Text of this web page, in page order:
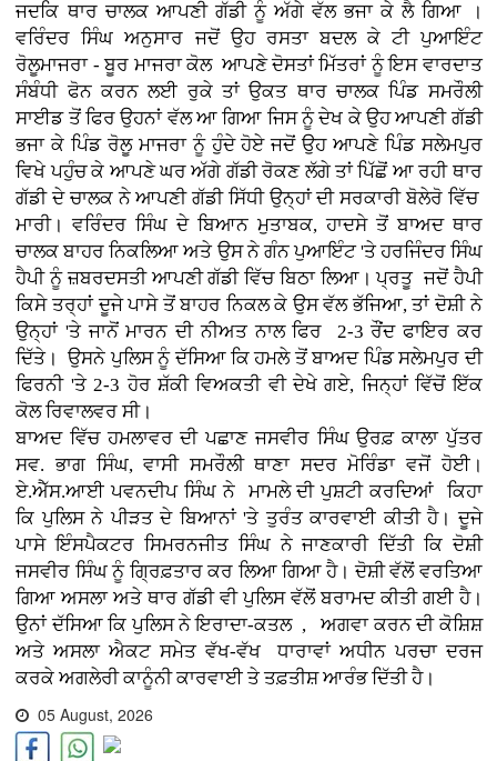
ਜਦਕਿ ਥਾਰ ਚਾਲਕ ਆਪਣੀ ਗੱਡੀ ਨੂੰ ਅੱਗੇ ਵੱਲ ਭਜਾ ਕੇ ਲੈ ਗਿਆ ।
ਵਰਿੰਦਰ ਸਿੰਘ ਅਨੁਸਾਰ ਜਦੋਂ ਉਹ ਰਸਤਾ ਬਦਲ ਕੇ ਟੀ ਪੁਆਇੰਟ
ਰੋਲੂਮਾਜਰਾ - ਬੂਰ ਮਾਜਰਾ ਕੋਲ ਆਪਣੇ ਦੋਸਤਾਂ ਮਿੱਤਰਾਂ ਨੂੰ ਇਸ ਵਾਰਦਾਤ
ਸੰਬੰਧੀ ਫੋਨ ਕਰਨ ਲਈ ਰੁਕੇ ਤਾਂ ਉਕਤ ਥਾਰ ਚਾਲਕ ਪਿੰਡ ਸਮਰੌਲੀ
ਸਾਈਡ ਤੋਂ ਫਿਰ ਉਹਨਾਂ ਵੱਲ ਆ ਗਿਆ ਜਿਸ ਨੂੰ ਦੇਖ ਕੇ ਉਹ ਆਪਣੀ ਗੱਡੀ
ਭਜਾ ਕੇ ਪਿੰਡ ਰੋਲੂ ਮਾਜਰਾ ਨੂੰ ਹੁੰਦੇ ਹੋਏ ਜਦੋਂ ਉਹ ਆਪਣੇ ਪਿੰਡ ਸਲੇਮਪੁਰ
ਵਿਖੇ ਪਹੁੰਚ ਕੇ ਆਪਣੇ ਘਰ ਅੱਗੇ ਗੱਡੀ ਰੋਕਣ ਲੱਗੇ ਤਾਂ ਪਿੱਛੋਂ ਆ ਰਹੀ ਥਾਰ
ਗੱਡੀ ਦੇ ਚਾਲਕ ਨੇ ਆਪਣੀ ਗੱਡੀ ਸਿੱਧੀ ਉਨ੍ਹਾਂ ਦੀ ਸਰਕਾਰੀ ਬੋਲੇਰੋ ਵਿੱਚ
ਮਾਰੀ। ਵਰਿੰਦਰ ਸਿੰਘ ਦੇ ਬਿਆਨ ਮੁਤਾਬਕ, ਹਾਦਸੇ ਤੋਂ ਬਾਅਦ ਥਾਰ
ਚਾਲਕ ਬਾਹਰ ਨਿਕਲਿਆ ਅਤੇ ਉਸ ਨੇ ਗੰਨ ਪੁਆਇੰਟ 'ਤੇ ਹਰਜਿੰਦਰ ਸਿੰਘ
ਹੈਪੀ ਨੂੰ ਜ਼ਬਰਦਸਤੀ ਆਪਣੀ ਗੱਡੀ ਵਿੱਚ ਬਿਠਾ ਲਿਆ। ਪ੍ਰਤੂ ਜਦੋਂ ਹੈਪੀ
ਕਿਸੇ ਤਰ੍ਹਾਂ ਦੂਜੇ ਪਾਸੇ ਤੋਂ ਬਾਹਰ ਨਿਕਲ ਕੇ ਉਸ ਵੱਲ ਭੱਜਿਆ, ਤਾਂ ਦੋਸ਼ੀ ਨੇ
ਉਨ੍ਹਾਂ 'ਤੇ ਜਾਨੋਂ ਮਾਰਨ ਦੀ ਨੀਅਤ ਨਾਲ ਫਿਰ 2-3 ਰੌਂਦ ਫਾਇਰ ਕਰ
ਦਿੱਤੇ। ਉਸਨੇ ਪੁਲਿਸ ਨੂੰ ਦੱਸਿਆ ਕਿ ਹਮਲੇ ਤੋਂ ਬਾਅਦ ਪਿੰਡ ਸਲੇਮਪੁਰ ਦੀ
ਫਿਰਨੀ 'ਤੇ 2-3 ਹੋਰ ਸ਼ੱਕੀ ਵਿਅਕਤੀ ਵੀ ਦੇਖੇ ਗਏ, ਜਿਨ੍ਹਾਂ ਵਿੱਚੋਂ ਇੱਕ
ਕੋਲ ਰਿਵਾਲਵਰ ਸੀ।
ਬਾਅਦ ਵਿੱਚ ਹਮਲਾਵਰ ਦੀ ਪਛਾਣ ਜਸਵੀਰ ਸਿੰਘ ਉਰਫ਼ ਕਾਲਾ ਪੁੱਤਰ
ਸਵ. ਭਾਗ ਸਿੰਘ, ਵਾਸੀ ਸਮਰੌਲੀ ਥਾਣਾ ਸਦਰ ਮੋਰਿੰਡਾ ਵਜੋਂ ਹੋਈ।
ਏ.ਐੱਸ.ਆਈ ਪਵਨਦੀਪ ਸਿੰਘ ਨੇ ਮਾਮਲੇ ਦੀ ਪੁਸ਼ਟੀ ਕਰਦਿਆਂ ਕਿਹਾ
ਕਿ ਪੁਲਿਸ ਨੇ ਪੀੜਤ ਦੇ ਬਿਆਨਾਂ 'ਤੇ ਤੁਰੰਤ ਕਾਰਵਾਈ ਕੀਤੀ ਹੈ। ਦੂਜੇ
ਪਾਸੇ ਇੰਸਪੈਕਟਰ ਸਿਮਰਨਜੀਤ ਸਿੰਘ ਨੇ ਜਾਣਕਾਰੀ ਦਿੱਤੀ ਕਿ ਦੋਸ਼ੀ
ਜਸਵੀਰ ਸਿੰਘ ਨੂੰ ਗ੍ਰਿਫ਼ਤਾਰ ਕਰ ਲਿਆ ਗਿਆ ਹੈ। ਦੋਸ਼ੀ ਵੱਲੋਂ ਵਰਤਿਆ
ਗਿਆ ਅਸਲਾ ਅਤੇ ਥਾਰ ਗੱਡੀ ਵੀ ਪੁਲਿਸ ਵੱਲੋਂ ਬਰਾਮਦ ਕੀਤੀ ਗਈ ਹੈ।
ਉਨਾਂ ਦੱਸਿਆ ਕਿ ਪੁਲਿਸ ਨੇ ਇਰਾਦਾ-ਕਤਲ , ਅਗਵਾ ਕਰਨ ਦੀ ਕੋਸ਼ਿਸ਼
ਅਤੇ ਅਸਲਾ ਐਕਟ ਸਮੇਤ ਵੱਖ-ਵੱਖ ਧਾਰਾਵਾਂ ਅਧੀਨ ਪਰਚਾ ਦਰਜ
ਕਰਕੇ ਅਗਲੇਰੀ ਕਾਨੂੰਨੀ ਕਾਰਵਾਈ ਤੇ ਤਫ਼ਤੀਸ਼ ਆਰੰਭ ਦਿੱਤੀ ਹੈ।
05 August, 2026